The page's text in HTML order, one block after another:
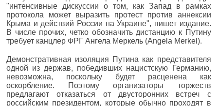
"интенсивные дискуссии о том, как Запад в рамках
протокола может выразить протест против аннексии
Крыма и действий России на Украине", пишет издание.
В числе прочих, четко обозначить дистанцию к Путину
требует канцлер ФРГ Ангела Меркель (Angela Merkel).
Демонстративная изоляция Путина как представителя
одной из держав, победивших нацистскую Германию,
невозможна, поскольку будет расценена как
оскорбление. Поэтому организаторы торжеств
предлагают отказаться от двусторонних встреч с
российским президентом, которые обычно проходят в